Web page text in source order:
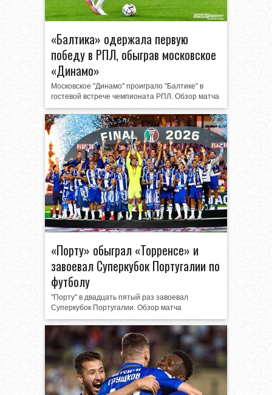
«Балтика» одержала первую
победу в РПЛ, обыграв московское
«Динамо»
Московское "Динамо" проиграло "Балтике" в
гостевой встрече чемпионата РПЛ. Обзор матча
«Порту» обыграл «Торренсе» и
завоевал Суперкубок Португалии по
футболу
"Порту" в двадцать пятый раз завоевал
Суперкубок Португалии. Обзор матча